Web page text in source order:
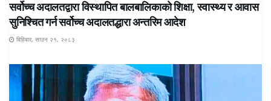
सर्वोच्च अदालतद्वारा विस्थापित बालबालिकाको शिक्षा, स्वास्थ्य र आवास
सुनिश्चित गर्न सर्वोच्च अदालतद्धारा अन्तरिम आदेश
बिहिबार, साउन २१, २०८३